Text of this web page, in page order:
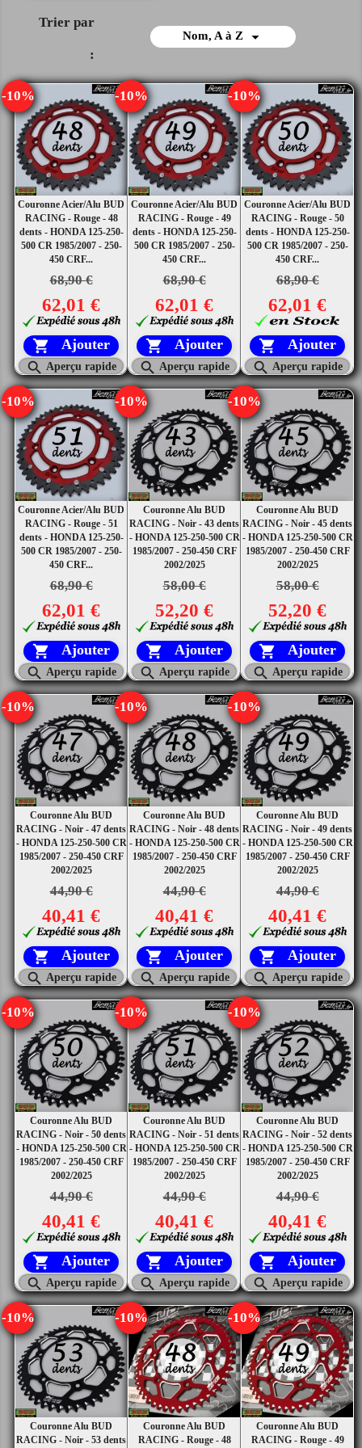
Trier par
:
Nom, A à Z 
Couronne Acier/Alu BUD
RACING - Rouge - 48
dents - HONDA 125-250-
500 CR 1985/2007 - 250-
450 CRF...
68,90 €
-10%
62,01 €
 Ajouter
 Aperçu rapide
Couronne Acier/Alu BUD
RACING - Rouge - 49
dents - HONDA 125-250-
500 CR 1985/2007 - 250-
450 CRF...
68,90 €
-10%
62,01 €
 Ajouter
 Aperçu rapide
Couronne Acier/Alu BUD
RACING - Rouge - 50
dents - HONDA 125-250-
500 CR 1985/2007 - 250-
450 CRF...
68,90 €
-10%
62,01 €
 Ajouter
 Aperçu rapide
Couronne Acier/Alu BUD
RACING - Rouge - 51
dents - HONDA 125-250-
500 CR 1985/2007 - 250-
450 CRF...
68,90 €
-10%
62,01 €
 Ajouter
 Aperçu rapide
Couronne Alu BUD
RACING - Noir - 43 dents
- HONDA 125-250-500 CR
1985/2007 - 250-450 CRF
2002/2025
58,00 €
-10%
52,20 €
 Ajouter
 Aperçu rapide
Couronne Alu BUD
RACING - Noir - 45 dents
- HONDA 125-250-500 CR
1985/2007 - 250-450 CRF
2002/2025
58,00 €
-10%
52,20 €
 Ajouter
 Aperçu rapide
Couronne Alu BUD
RACING - Noir - 47 dents
- HONDA 125-250-500 CR
1985/2007 - 250-450 CRF
2002/2025
44,90 €
-10%
40,41 €
 Ajouter
 Aperçu rapide
Couronne Alu BUD
RACING - Noir - 48 dents
- HONDA 125-250-500 CR
1985/2007 - 250-450 CRF
2002/2025
44,90 €
-10%
40,41 €
 Ajouter
 Aperçu rapide
Couronne Alu BUD
RACING - Noir - 49 dents
- HONDA 125-250-500 CR
1985/2007 - 250-450 CRF
2002/2025
44,90 €
-10%
40,41 €
 Ajouter
 Aperçu rapide
Couronne Alu BUD
RACING - Noir - 50 dents
- HONDA 125-250-500 CR
1985/2007 - 250-450 CRF
2002/2025
44,90 €
-10%
40,41 €
 Ajouter
 Aperçu rapide
Couronne Alu BUD
RACING - Noir - 51 dents
- HONDA 125-250-500 CR
1985/2007 - 250-450 CRF
2002/2025
44,90 €
-10%
40,41 €
 Ajouter
 Aperçu rapide
Couronne Alu BUD
RACING - Noir - 52 dents
- HONDA 125-250-500 CR
1985/2007 - 250-450 CRF
2002/2025
44,90 €
-10%
40,41 €
 Ajouter
 Aperçu rapide
Couronne Alu BUD
RACING - Noir - 53 dents
-10%
Couronne Alu BUD
RACING - Rouge - 48
-10%
Couronne Alu BUD
RACING - Rouge - 49
-10%